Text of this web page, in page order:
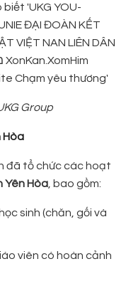
Group
Hòa
đã tổ chức các hoạt
Yên Hòa , bao gồm:
sinh (chăn, gối và
viên có hoàn cảnh